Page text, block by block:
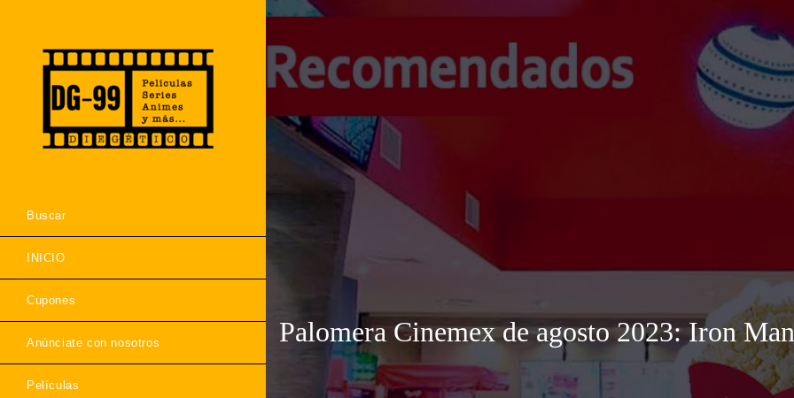
Buscar
INICIO
Cupones
Anúnciate con nosotros
Películas
Palomera Cinemex de agosto 2023: Iron